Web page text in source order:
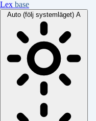
Lex base
Auto (följ systemläget) A